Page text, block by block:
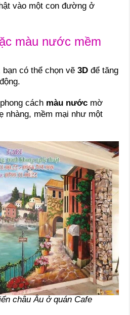
vào một con đường ở
màu nước mềm
bạn có thể chọn vẽ3D để tăng
cách màu nước mờ
nhàng, mềm mại như một
châu Âu ở quán Cafe